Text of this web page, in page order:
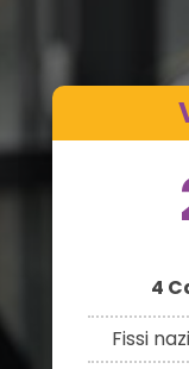
4
Fissi